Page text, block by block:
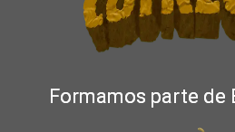
Formamos parte de